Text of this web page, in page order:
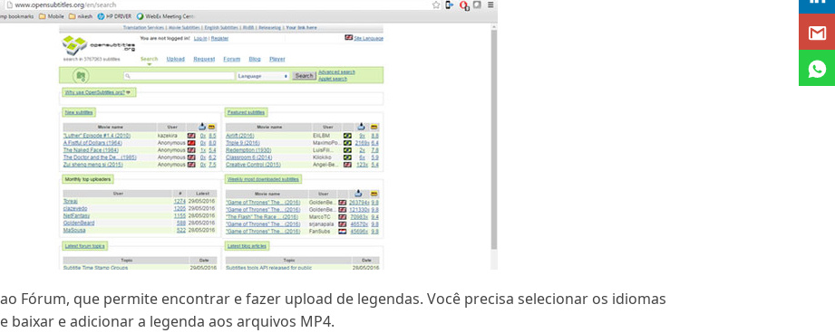
Fórum, que permite encontrar e fazer upload de legendas. Você precisa selecionar os idiomas
baixar e adicionar a legenda aos arquivos MP4.